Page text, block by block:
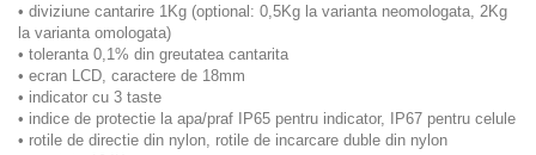
• diviziune cantarire 1Kg (optional: 0,5Kg la varianta neomologata, 2Kg
la varianta omologata)
• toleranta 0,1% din greutatea cantarita
• ecran LCD, caractere de 18mm
• indicator cu 3 taste
• indice de protectie la apa/praf IP65 pentru indicator, IP67 pentru celule
• rotile de directie din nylon, rotile de incarcare duble din nylon